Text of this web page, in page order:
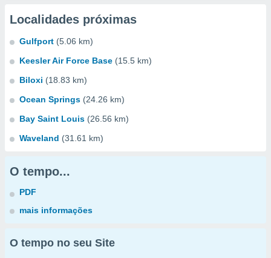
Localidades próximas
Gulfport (5.06 km)
Keesler Air Force Base (15.5 km)
Biloxi (18.83 km)
Ocean Springs (24.26 km)
Bay Saint Louis (26.56 km)
Waveland (31.61 km)
O tempo...
PDF
mais informações
O tempo no seu Site